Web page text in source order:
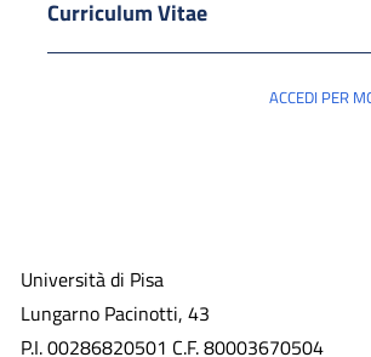
Curriculum Vitae
ACCEDI PER
Università di Pisa
Lungarno Pacinotti, 43
P.I. 00286820501 C.F. 80003670504